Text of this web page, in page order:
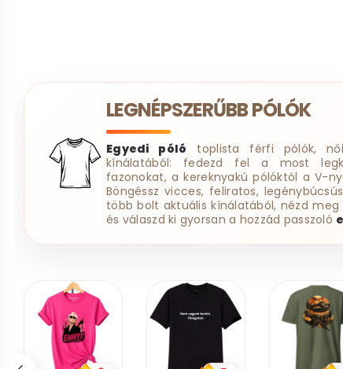
LEGNÉPSZERŰBB PÓLÓK
Egyedi póló toplista férfi pólók,
kínálatából: fedezd fel a most
fazonokat, a kereknyakú pólóktól a V-
Böngéssz vicces, feliratos,
több bolt aktuális kínálatából, nézd
és válaszd ki gyorsan a hozzád passzoló
20%
Nap20